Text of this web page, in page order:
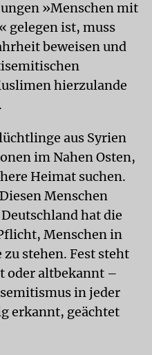
»Menschen mit
ist, muss
beweisen und
hierzulande
aus Syrien
im Nahen Osten,
Heimat suchen.
Menschen
hat die
Menschen in
stehen. Fest steht
oder altbekannt –
in jeder
erkannt, geächtet